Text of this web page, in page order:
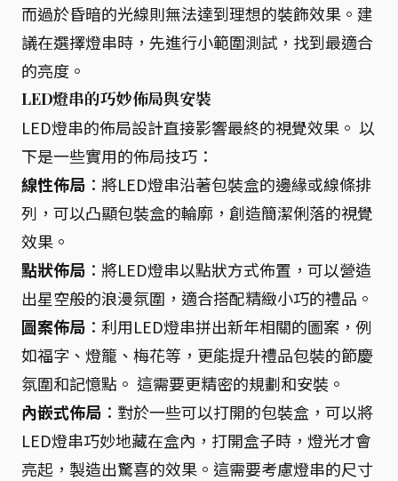
而過於昏暗的光線則無法達到理想的裝飾效果。建
議在選擇燈串時，先進行小範圍測試，找到最適合
的亮度。
LED燈串的巧妙佈局與安裝
LED燈串的佈局設計直接影響最終的視覺效果。 以
下是一些實用的佈局技巧：
線性佈局 ：將LED燈串沿著包裝盒的邊緣或線條排
列，可以凸顯包裝盒的輪廓，創造簡潔俐落的視覺
效果。
點狀佈局 ：將LED燈串以點狀方式佈置，可以營造
出星空般的浪漫氛圍，適合搭配精緻小巧的禮品。
圖案佈局 ：利用LED燈串拼出新年相關的圖案，例
如福字、燈籠、梅花等，更能提升禮品包裝的節慶
氛圍和記憶點。 這需要更精密的規劃和安裝。
內嵌式佈局 ：對於一些可以打開的包裝盒，可以將
LED燈串巧妙地藏在盒內，打開盒子時，燈光才會
亮起，製造出驚喜的效果。這需要考慮燈串的尺寸